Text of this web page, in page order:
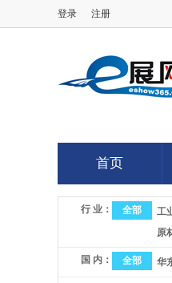
登录 注册
首页
首页
行 业： 全部 工
原
国 内： 全部 华